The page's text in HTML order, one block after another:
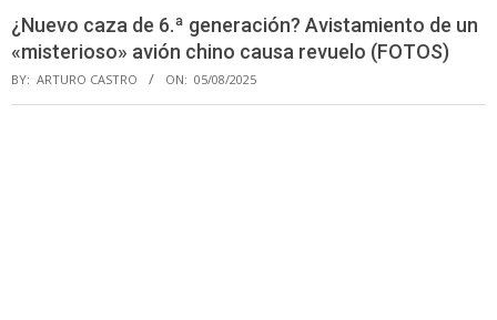
¿Nuevo caza de 6.ª generación? Avistamiento de un
«misterioso» avión chino causa revuelo (FOTOS)
BY: ARTURO CASTRO ON: 05/08/2025